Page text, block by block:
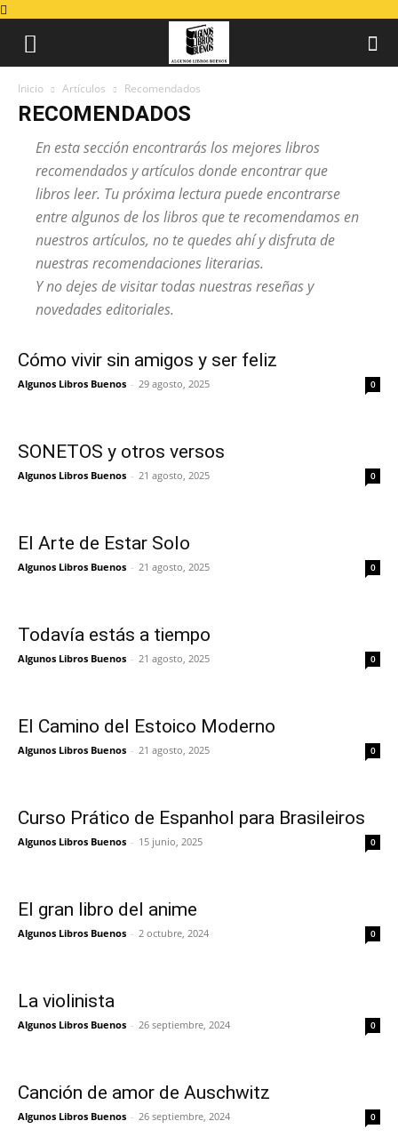
Inicio Artículos Recomendados
RECOMENDADOS
En esta sección encontrarás los mejores libros
recomendados y artículos donde encontrar que
libros leer. Tu próxima lectura puede encontrarse
entre algunos de los libros que te recomendamos en
nuestros artículos, no te quedes ahí y disfruta de
nuestras recomendaciones literarias.
Y no dejes de visitar todas nuestras reseñas y
novedades editoriales.
Cómo vivir sin amigos y ser feliz
Algunos Libros Buenos - 29 agosto, 2025 0
SONETOS y otros versos
Algunos Libros Buenos - 21 agosto, 2025 0
El Arte de Estar Solo
Algunos Libros Buenos - 21 agosto, 2025 0
Todavía estás a tiempo
Algunos Libros Buenos - 21 agosto, 2025 0
El Camino del Estoico Moderno
Algunos Libros Buenos - 21 agosto, 2025 0
Curso Prático de Espanhol para Brasileiros
Algunos Libros Buenos - 15 junio, 2025 0
El gran libro del anime
Algunos Libros Buenos - 2 octubre, 2024 0
La violinista
Algunos Libros Buenos - 26 septiembre, 2024 0
Canción de amor de Auschwitz
Algunos Libros Buenos - 26 septiembre, 2024 0